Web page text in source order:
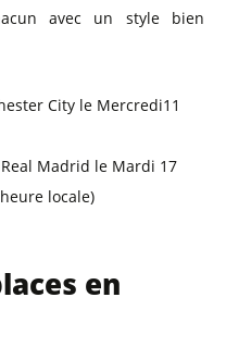
avec un style bien
City le Mercredi11
Madrid le Mardi 17
locale)
en